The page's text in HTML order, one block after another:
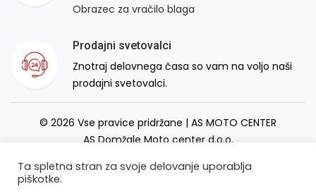
Obrazec za vračilo blaga
Prodajni svetovalci
Znotraj delovnega časa so vam na voljo naši
prodajni svetovalci.
© 2026 Vse pravice pridržane | AS MOTO CENTER
AS Domžale Moto center d.o.o.
Ta spletna stran za svoje delovanje uporablja
piškotke.